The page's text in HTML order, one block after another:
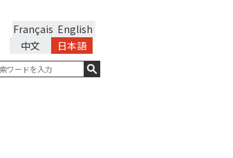
English
Français
日本語
中文